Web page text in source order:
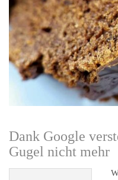
Dank Google
Gugel nicht mehr